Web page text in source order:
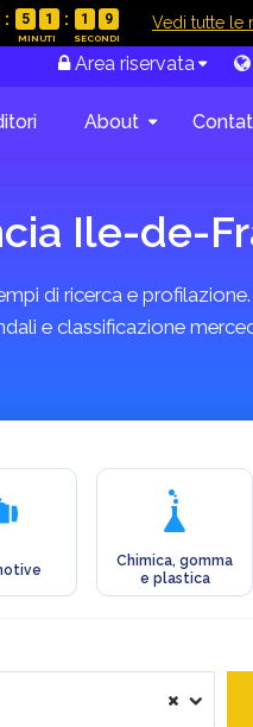
5 1 1 8 Vedi tutte le
Area riservata
About
Ile-de-
di ricerca e profilazione.
e classificazione
Chimica, gomma
e plastica